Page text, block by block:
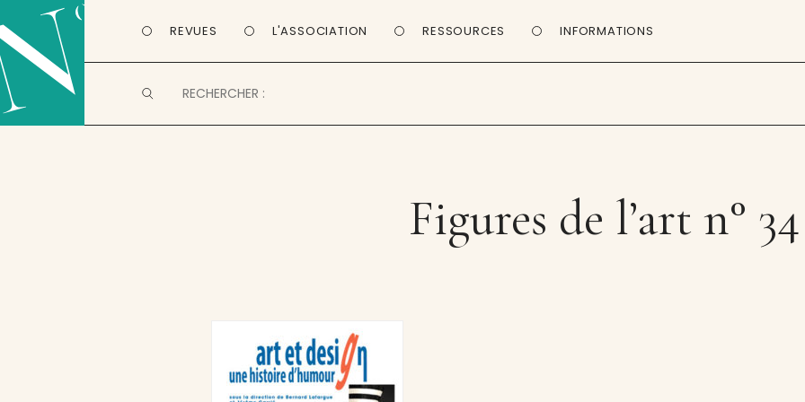
REVUES L'ASSOCIATION RESSOURCES INFORMATIONS
Figures de l’art n° 34